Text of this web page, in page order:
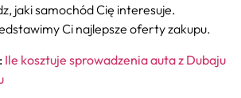
jaki samochód Cię interesuje.
Ci najlepsze oferty zakupu.
Ile kosztuje sprowadzenia auta z Dubaju